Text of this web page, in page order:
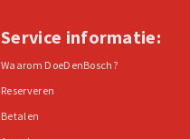
Service informatie:
Waarom DoeDenBosch?
Reserveren
Betalen